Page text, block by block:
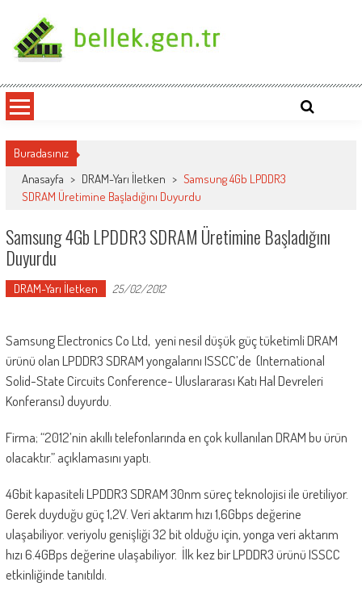
content
bellek.gen.tr
Buradasınız
Anasayfa > DRAM-Yarı İletken > Samsung 4Gb LPDDR3
SDRAM Üretimine Başladığını Duyurdu
Samsung 4Gb LPDDR3 SDRAM Üretimine Başladığını
Duyurdu
DRAM-Yarı İletken 25/02/2012
Samsung Electronics Co Ltd, yeni nesil düşük güç tüketimli DRAM
ürünü olan LPDDR3 SDRAM yongalarını ISSCC’de (International
Solid-State Circuits Conference- Uluslararası Katı Hal Devreleri
Konferansı) duyurdu.
Firma; “2012’nin akıllı telefonlarında en çok kullanılan DRAM bu ürün
olacaktır.” açıklamasını yaptı.
4Gbit kapasiteli LPDDR3 SDRAM 30nm süreç teknolojisi ile üretiliyor.
Gerek duyduğu güç 1,2V. Veri aktarım hızı 1,6Gbps değerine
ulaşabiliyor. veriyolu genişliği 32 bit olduğu için, yonga veri aktarım
hızı 6.4GBps değerine ulaşabiliyor. İlk kez bir LPDDR3 ürünü ISSCC
etkinliğinde tanıtıldı.